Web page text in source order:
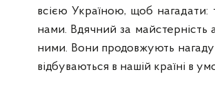
всією Україною, щоб нагадати:
нами. Вдячний за майстерність
ними. Вони продовжують
відбуваються в нашій країні в